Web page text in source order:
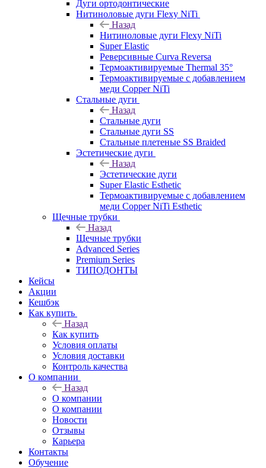
Дуги ортодонтические
Нитиноловые дуги Flexy NiTi
Назад
Нитиноловые дуги Flexy NiTi
Super Elastic
Реверсивные Curva Reversa
Термоактивируемые Thermal 35°
Термоактивируемые с добавлением
меди Copper NiTi
Стальные дуги
Назад
Стальные дуги
Стальные дуги SS
Стальные плетеные SS Braided
Эстетические дуги
Назад
Эстетические дуги
Super Elastic Esthetic
Термоактивируемые с добавлением
меди Copper NiTi Esthetic
Щечные трубки
Назад
Щечные трубки
Advanced Series
Premium Series
ТИПОДОНТЫ
Кейсы
Акции
Кешбэк
Как купить
Назад
Как купить
Условия оплаты
Условия доставки
Контроль качества
О компании
Назад
О компании
О компании
Новости
Отзывы
Карьера
Контакты
Обучение